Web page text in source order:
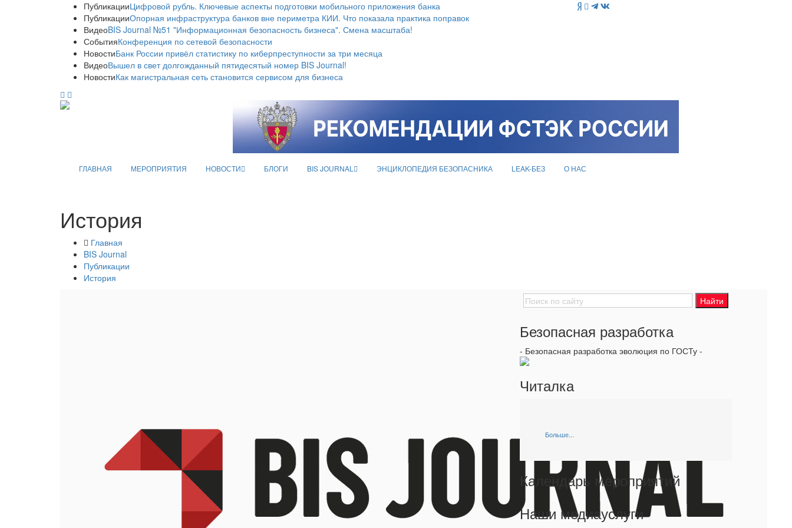
ПубликацииЦифровой рубль. Ключевые аспекты подготовки мобильного приложения банка
ПубликацииОпорная инфраструктура банков вне периметра КИИ. Что показала практика поправок
ВидеоBIS Journal №51 "Информационная безопасность бизнеса". Смена масштаба!
СобытияКонференция по сетевой безопасности
НовостиБанк России привёл статистику по киберпреступности за три месяца
ВидеоВышел в свет долгожданный пятидесятый номер BIS Journal!
НовостиКак магистральная сеть становится сервисом для бизнеса
ГЛАВНАЯ МЕРОПРИЯТИЯ НОВОСТИ БЛОГИ BIS JOURNAL ЭНЦИКЛОПЕДИЯ БЕЗОПАСНИКА LEAK-БЕЗ О НАС
История
Главная
BIS Journal
Публикации
История
Безопасная разработка
- Безопасная разработка эволюция по ГОСТу -
Читалка
Больше...
Календарь мероприятий
Наши медиауслуги